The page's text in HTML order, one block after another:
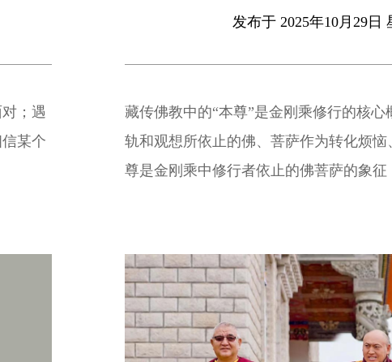
；遇
某个
发布于 2025年10月29日
藏传佛教中的“本尊”是金刚乘修行的核
轨和观想所依止的佛、菩萨作为转化烦
尊是金刚乘中修行者依止的佛菩萨的象征